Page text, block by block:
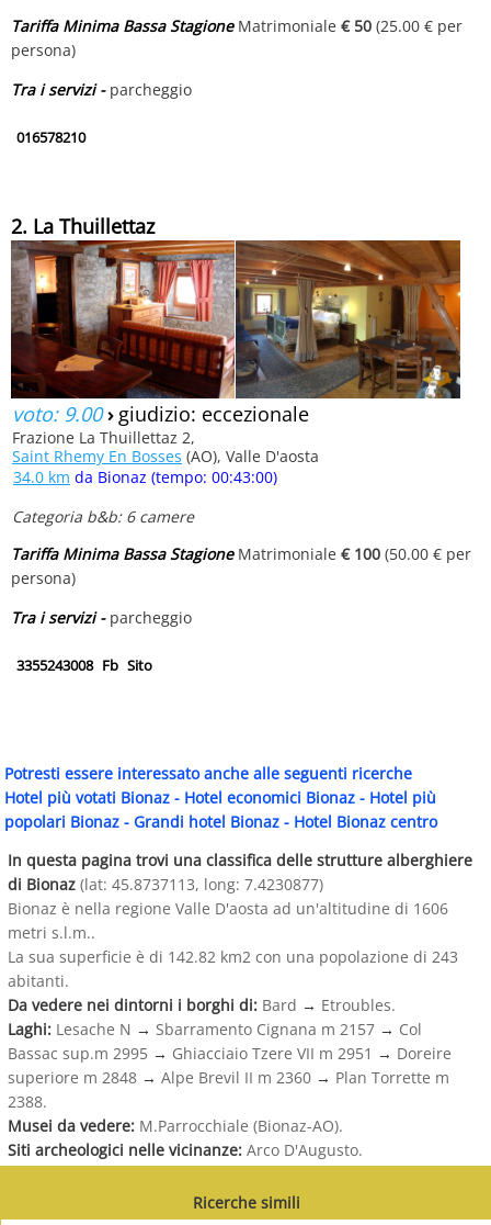
Tariffa Minima Bassa StagioneMatrimoniale € 50 (25.00 € per
persona)
Tra i servizi - parcheggio
016578210
2. La Thuillettaz
voto: 9.00› giudizio: eccezionale
Frazione La Thuillettaz 2,
Saint Rhemy En Bosses (AO), Valle D'aosta
34.0 km da Bionaz (tempo: 00:43:00)
Categoria b&b: 6 camere
Tariffa Minima Bassa StagioneMatrimoniale € 100 (50.00 € per
persona)
Tra i servizi - parcheggio
3355243008 Fb Sito
Potresti essere interessato anche alle seguenti ricerche
Hotel più votati Bionaz - Hotel economici Bionaz - Hotel più
popolari Bionaz - Grandi hotel Bionaz - Hotel Bionaz centro
In questa pagina trovi una classifica delle strutture alberghiere
di Bionaz (lat: 45.8737113, long: 7.4230877)
Bionaz è nella regione Valle D'aosta ad un'altitudine di 1606
metri s.l.m..
La sua superficie è di 142.82 km2 con una popolazione di 243
abitanti.
Da vedere nei dintorni i borghi di: Bard → Etroubles.
Laghi: Lesache N → Sbarramento Cignana m 2157 → Col
Bassac sup.m 2995 → Ghiacciaio Tzere VII m 2951 → Doreire
superiore m 2848 → Alpe Brevil II m 2360 → Plan Torrette m
2388.
Musei da vedere: M.Parrocchiale (Bionaz-AO).
Siti archeologici nelle vicinanze: Arco D'Augusto.
Ricerche simili